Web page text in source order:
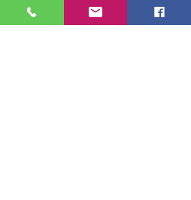
KONTAKTI